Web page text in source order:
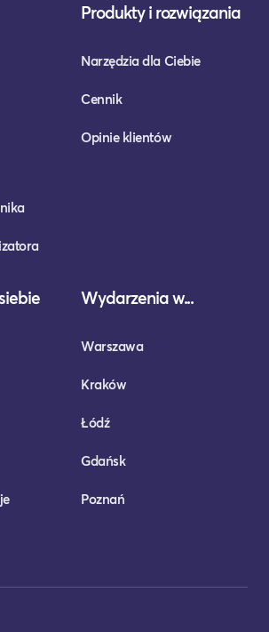
Produkty i rozwiązania
Narzędzia dla Ciebie
Cennik
Opinie klientów
Wydarzenia w...
Warszawa
Kraków
Łódź
Gdańsk
Poznań